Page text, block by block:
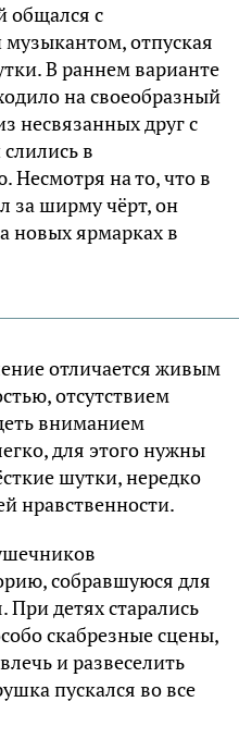
общался с
отпуская
В раннем варианте
на своеобразный
несвязанных друг с
в
на то, что в
за ширму чёрт, он
новых ярмарках в
отличается живым
отсутствием
вниманием
для этого нужны
шутки, нередко
нравственности.
собравшуюся для
При детях старались
скабрезные сцены,
и развеселить
пускался во все